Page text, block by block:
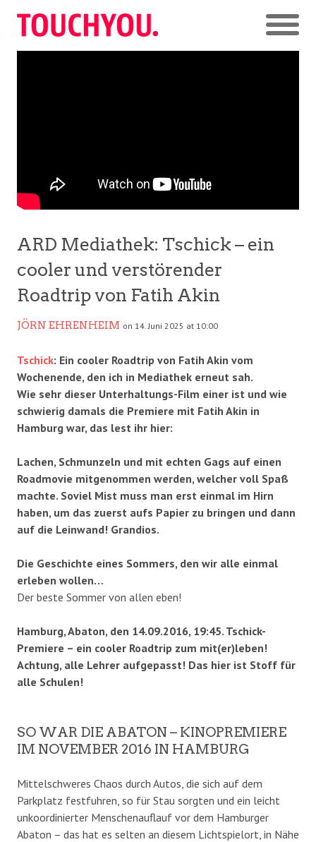
ARD Mediathek: Tschick – ein
cooler und verstörender
Roadtrip von Fatih Akin
JÖRN EHRENHEIM on 14. Juni 2025 at 10:00
Tschick: Ein cooler Roadtrip von Fatih Akin vom
Wochenende, den ich in Mediathek erneut sah.
Wie sehr dieser Unterhaltungs-Film einer ist und wie
schwierig damals die Premiere mit Fatih Akin in
Hamburg war, das lest ihr hier:
Lachen, Schmunzeln und mit echten Gags auf einen
Roadmovie mitgenommen werden, welcher voll Spaß
machte. Soviel Mist muss man erst einmal im Hirn
haben, um das zuerst aufs Papier zu bringen und dann
auf die Leinwand! Grandios.
Die Geschichte eines Sommers, den wir alle einmal
erleben wollen…
Der beste Sommer von allen eben!
Hamburg, Abaton, den 14.09.2016, 19:45. Tschick-
Premiere – ein cooler Roadtrip zum mit(er)leben!
Achtung, alle Lehrer aufgepasst! Das hier ist Stoff für
alle Schulen!
SO WAR DIE ABATON – KINOPREMIERE
IM NOVEMBER 2016 IN HAMBURG
Mittelschweres Chaos durch Autos, die sich auf dem
Parkplatz festfuhren, so für Stau sorgten und ein leicht
unkoordinierter Menschenauflauf vor dem Hamburger
Abaton – das hat es selten an diesem Lichtspielort, in Nähe